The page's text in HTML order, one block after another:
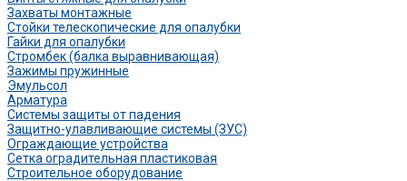
Захваты монтажные
Стойки телескопические для опалубки
Гайки для опалубки
Стромбек (балка выравнивающая)
Зажимы пружинные
Эмульсол
Арматура
Системы защиты от падения
Защитно-улавливающие системы (ЗУС)
Ограждающие устройства
Сетка оградительная пластиковая
Строительное оборудование